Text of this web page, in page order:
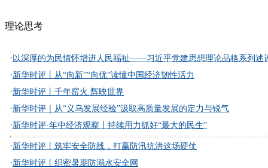
理论思考
·以深厚的为民情怀增进人民福祉——习近平党建思想理论品格系列述
·新华时评丨从“向新”“向优”读懂中国经济韧性活力
·新华时评丨千年窑火 辉映世界
·新华时评｜从“义乌发展经验”汲取高质量发展的定力与锐气
·新华时评·年中经济观察丨持续用力抓好“最大的民生”
·新华时评丨筑牢安全防线，打赢防汛抗洪这场硬仗
·新华时评丨织密暑期防溺水安全网